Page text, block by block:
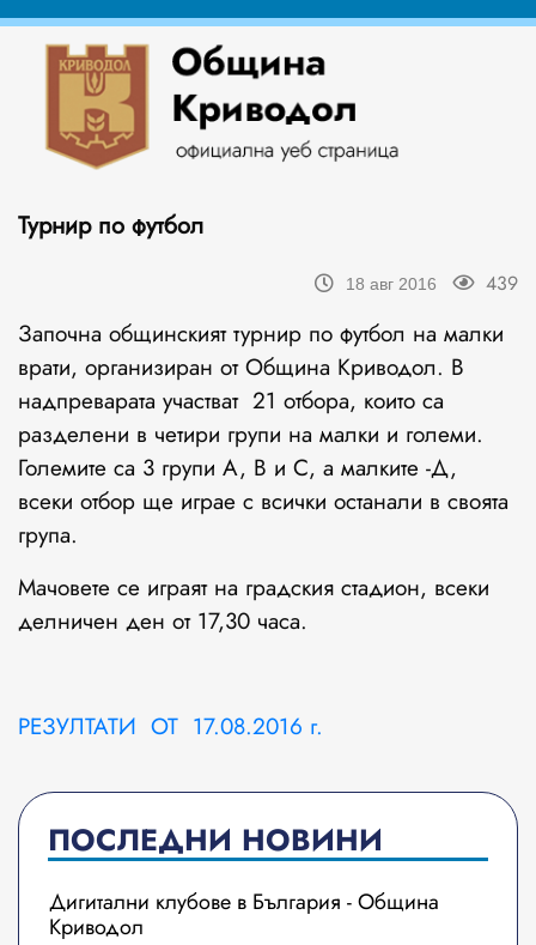
Турнир по футбол
18 авг 2016 439
Започна общинският турнир по футбол на малки
врати, организиран от Община Криводол. В
надпреварата участват 21 отбора, които са
разделени в четири групи на малки и големи.
Големите са 3 групи А, В и С, а малките -Д,
всеки отбор ще играе с всички останали в своята
група.
Мачовете се играят на градския стадион, всеки
делничен ден от 17,30 часа.
РЕЗУЛТАТИ ОТ 17.08.2016 г.
ПОСЛЕДНИ НОВИНИ
Дигитални клубове в България - Община
Криводол